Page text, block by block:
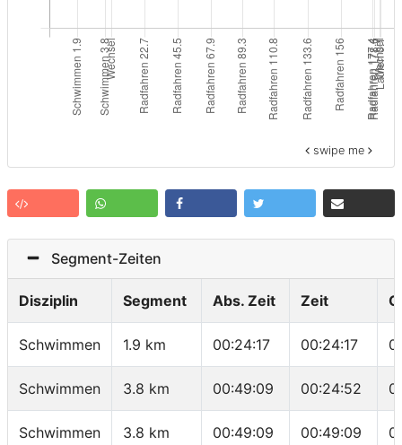
swipe me
Segment-Zeiten
Disziplin Segment Abs. Zeit Zeit
Schwimmen 1.9 km 00:24:17 00:24:17
Schwimmen 3.8 km 00:49:09 00:24:52
Schwimmen 3.8 km 00:49:09 00:49:09